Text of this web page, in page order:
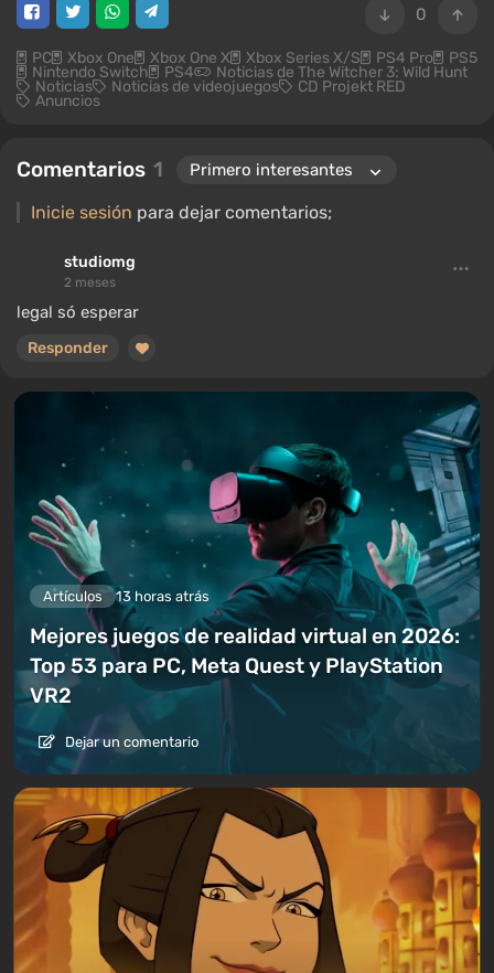
0
PC Xbox One Xbox One X Xbox Series X/S PS4 Pro PS5
Nintendo Switch PS4 Noticias de The Witcher 3: Wild Hunt
Noticias Noticias de videojuegos CD Projekt RED
Anuncios
Comentarios 1
Inicie sesión para dejar comentarios;
studiomg
2 meses
legal só esperar
Responder
Artículos 13 horas atrás
Mejores juegos de realidad virtual en 2026:
Top 53 para PC, Meta Quest y PlayStation
VR2
Dejar un comentario